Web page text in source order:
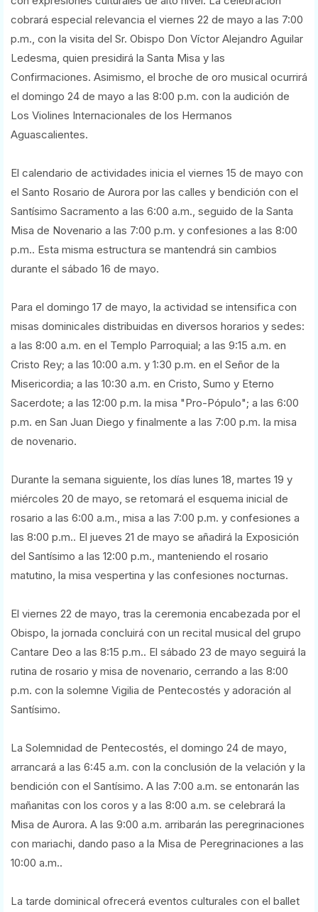
cobrará especial relevancia el viernes 22 de mayo a las 7:00
p.m., con la visita del Sr. Obispo Don Víctor Alejandro Aguilar
Ledesma, quien presidirá la Santa Misa y las
Confirmaciones. Asimismo, el broche de oro musical ocurrirá
el domingo 24 de mayo a las 8:00 p.m. con la audición de
Los Violines Internacionales de los Hermanos
Aguascalientes.
El calendario de actividades inicia el viernes 15 de mayo con
el Santo Rosario de Aurora por las calles y bendición con el
Santísimo Sacramento a las 6:00 a.m., seguido de la Santa
Misa de Novenario a las 7:00 p.m. y confesiones a las 8:00
p.m.. Esta misma estructura se mantendrá sin cambios
durante el sábado 16 de mayo.
Para el domingo 17 de mayo, la actividad se intensifica con
misas dominicales distribuidas en diversos horarios y sedes:
a las 8:00 a.m. en el Templo Parroquial; a las 9:15 a.m. en
Cristo Rey; a las 10:00 a.m. y 1:30 p.m. en el Señor de la
Misericordia; a las 10:30 a.m. en Cristo, Sumo y Eterno
Sacerdote; a las 12:00 p.m. la misa "Pro-Pópulo"; a las 6:00
p.m. en San Juan Diego y finalmente a las 7:00 p.m. la misa
de novenario.
Durante la semana siguiente, los días lunes 18, martes 19 y
miércoles 20 de mayo, se retomará el esquema inicial de
rosario a las 6:00 a.m., misa a las 7:00 p.m. y confesiones a
las 8:00 p.m.. El jueves 21 de mayo se añadirá la Exposición
del Santísimo a las 12:00 p.m., manteniendo el rosario
matutino, la misa vespertina y las confesiones nocturnas.
El viernes 22 de mayo, tras la ceremonia encabezada por el
Obispo, la jornada concluirá con un recital musical del grupo
Cantare Deo a las 8:15 p.m.. El sábado 23 de mayo seguirá la
rutina de rosario y misa de novenario, cerrando a las 8:00
p.m. con la solemne Vigilia de Pentecostés y adoración al
Santísimo.
La Solemnidad de Pentecostés, el domingo 24 de mayo,
arrancará a las 6:45 a.m. con la conclusión de la velación y la
bendición con el Santísimo. A las 7:00 a.m. se entonarán las
mañanitas con los coros y a las 8:00 a.m. se celebrará la
Misa de Aurora. A las 9:00 a.m. arribarán las peregrinaciones
con mariachi, dando paso a la Misa de Peregrinaciones a las
10:00 a.m..
La tarde dominical ofrecerá eventos culturales con el ballet